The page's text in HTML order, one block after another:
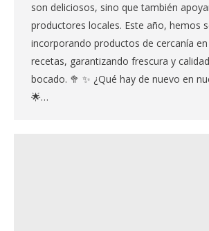
son deliciosos, sino que también
productores locales. Este año, hemos
incorporando productos de cercanía
recetas, garantizando frescura y
bocado. 🥦 ✨ ¿Qué hay de nuevo en
🌟…